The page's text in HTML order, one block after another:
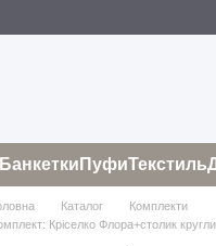
Банкетки ПуфиТекстиль
Каталог
Комплекти
Кріселко Флора+столик